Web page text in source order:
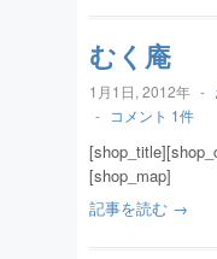
むく庵
1月1日, 2012年 -
- コメント 1件
[shop_map]
記事を読む →